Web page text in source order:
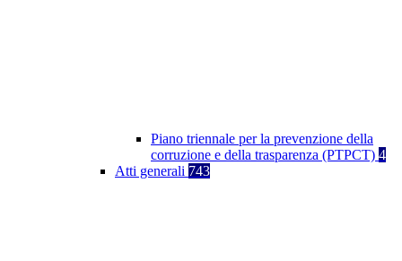
Piano triennale per la prevenzione della
corruzione e della trasparenza (PTPCT) 4
Atti generali 743